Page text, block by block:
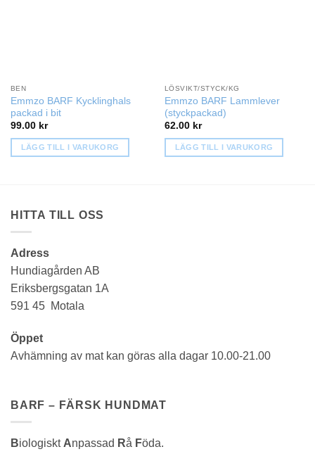
BEN
Emmzo BARF Kycklinghals
packad i bit
99.00 kr
LÄGG TILL I VARUKORG
LÖSVIKT/STYCK/KG
Emmzo BARF Lammlever
(styckpackad)
62.00 kr
LÄGG TILL I VARUKORG
HITTA TILL OSS
Adress
Hundiagården AB
Eriksbergsgatan 1A
591 45 Motala
Öppet
Avhämning av mat kan göras alla dagar 10.00-21.00
BARF – FÄRSK HUNDMAT
Biologiskt Anpassad Rå Föda.